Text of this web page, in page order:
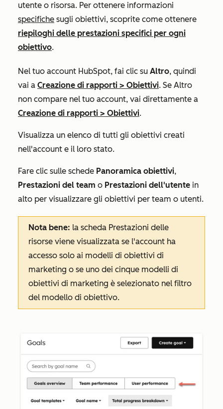
utente o risorsa. Per ottenere informazioni
specifiche sugli obiettivi, scoprite come ottenere
riepiloghi delle prestazioni specifici per ogni
obiettivo.
Nel tuo account HubSpot, fai clic su Altro, quindi
vai a Creazione di rapporti > Obiettivi. Se Altro
non compare nel tuo account, vai direttamente a
Creazione di rapporti > Obiettivi.
Visualizza un elenco di tutti gli obiettivi creati
nell'account e il loro stato.
Fare clic sulle schede Panoramica obiettivi,
Prestazioni del team o Prestazioni dell'utente in
alto per visualizzare gli obiettivi per team o utenti.
Nota bene: la scheda Prestazioni delle
risorse viene visualizzata se l'account ha
accesso solo ai modelli di obiettivi di
marketing o se uno dei cinque modelli di
obiettivi di marketing è selezionato nel filtro
del modello di obiettivo.